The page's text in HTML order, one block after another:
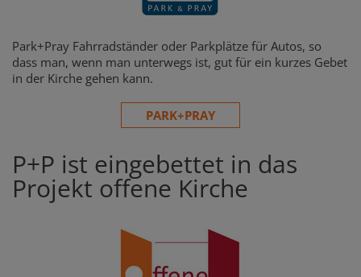
Park+Pray Fahrradständer oder Parkplätze für Autos, so
dass man, wenn man unterwegs ist, gut für ein kurzes Gebet
in der Kirche gehen kann.
PARK+PRAY
P+P ist eingebettet in das
Projekt offene Kirche